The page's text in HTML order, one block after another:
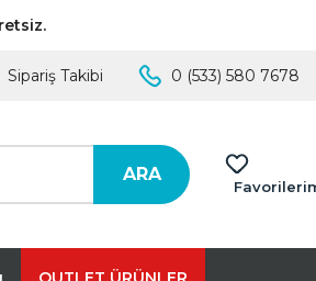
Sipariş Takibi 0 (533) 580 7678
ARA